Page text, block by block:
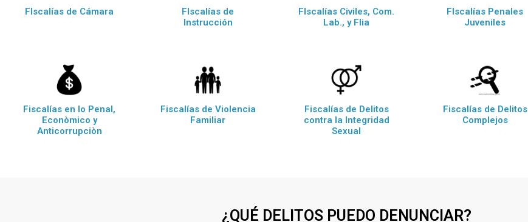
FIscalías de Cámara
FIscalías de
Instrucción
FIscalías Civiles, Com.
Lab., y Flia
FIscalías Penales
Juveniles
Fiscalías en lo Penal,
Econòmico y
Anticorrupciòn
Fiscalías de Violencia
Familiar
Fiscalías de Delitos
contra la Integridad
Sexual
Fiscalías de Delitos
Complejos
¿QUÉ DELITOS PUEDO DENUNCIAR?